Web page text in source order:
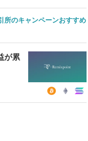
所のキャンペーンおすすめ
が累